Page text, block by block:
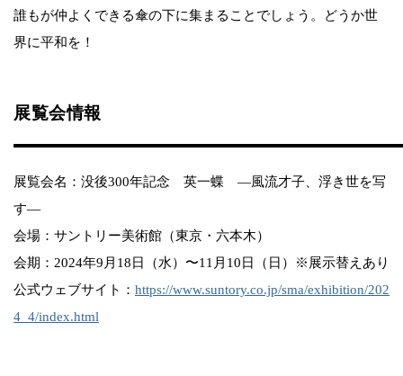
誰もが仲よくできる傘の下に集まることでしょう。どうか世
界に平和を！
展覧会情報
展覧会名：没後300年記念 英一蝶 ―風流才子、浮き世を写
す―
会場：サントリー美術館（東京・六本木）
会期：2024年9月18日（水）〜11月10日（日）※展示替えあり
公式ウェブサイト： https://www.suntory.co.jp/sma/exhibition/202
4_4/index.html